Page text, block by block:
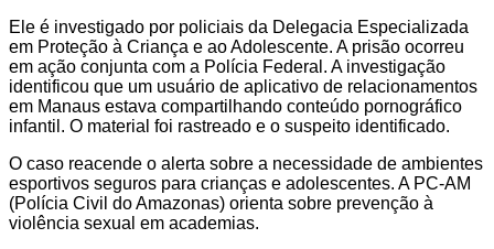
Ele é investigado por policiais da Delegacia Especializada
em Proteção à Criança e ao Adolescente. A prisão ocorreu
em ação conjunta com a Polícia Federal. A investigação
identificou que um usuário de aplicativo de relacionamentos
em Manaus estava compartilhando conteúdo pornográfico
infantil. O material foi rastreado e o suspeito identificado.
O caso reacende o alerta sobre a necessidade de ambientes
esportivos seguros para crianças e adolescentes. A PC-AM
(Polícia Civil do Amazonas) orienta sobre prevenção à
violência sexual em academias.